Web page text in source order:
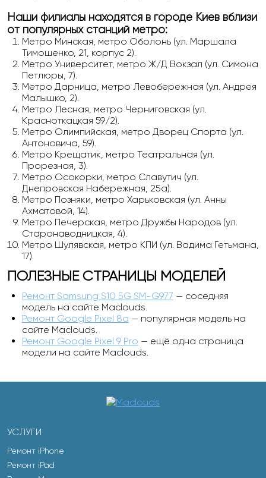
Наши филиалы находятся в городе Киев вблизи
от популярных станций метро:
Метро Минская, метро Оболонь (ул. Маршала
Тимошенко, 21, корпус 2).
Метро Университет, метро Ж/Д Вокзал (ул. Симона
Петлюры, 7).
Метро Дарница, метро Левобережная (ул. Андрея
Малышко, 2).
Метро Лесная, метро Черниговская (ул.
Красноткацкая 59/2).
Метро Олимпийская, метро Дворец Спорта (ул.
Антоновича, 59).
Метро Крещатик, метро Театральная (ул.
Прорезная, 3).
Метро Осокорки, метро Славутич (ул.
Днепровская Набережная, 25а).
Метро Позняки, метро Харьковская (ул. Анны
Ахматовой, 14).
Метро Печерская, метро Дружбы Народов (ул.
Старонаводницкая, 4).
Метро Шулявская, метро КПИ (ул. Вадима Гетьмана,
17).
ПОЛЕЗНЫЕ СТРАНИЦЫ МОДЕЛЕЙ
Ремонт Samsung S10 5G SM-G977 — соседняя
модель на сайте Maclouds.
Ремонт Google Pixel 8a — популярная модель на
сайте Maclouds.
Ремонт Google Pixel 9 Pro — ещё одна страница
модели на сайте Maclouds.
УСЛУГИ
Ремонт iPhone
Ремонт iPad